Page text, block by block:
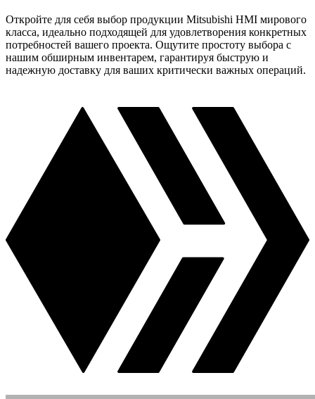
Откройте для себя выбор продукции Mitsubishi HMI мирового
класса, идеально подходящей для удовлетворения конкретных
потребностей вашего проекта. Ощутите простоту выбора с
нашим обширным инвентарем, гарантируя быструю и
надежную доставку для ваших критически важных операций.